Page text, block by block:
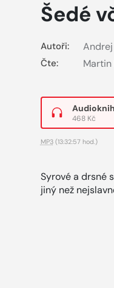
Šedé
Autoři: Andrej
Čte: Martin
468 Kč
MP3(13:32:57 hod.)
Syrové a drsné
jiný než